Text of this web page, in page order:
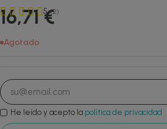
16,71 €
5 (2)
Agotado
He leído y acepto la política de privacidad